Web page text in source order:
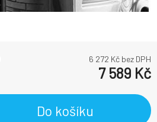
6 272 Kč bez DPH
7 589 Kč
Do košíku